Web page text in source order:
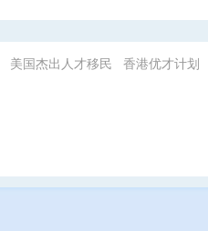
美国杰出人才移民 香港优才计划